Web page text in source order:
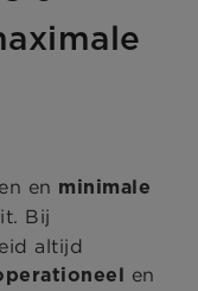
en minimale
Bij
altijd
en